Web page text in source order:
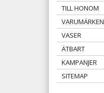
TILL HONOM
VARUMÄRKEN
VASER
ÄTBART
KAMPANJER
SITEMAP